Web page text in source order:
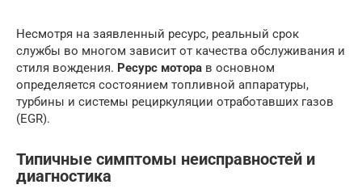
Несмотря на заявленный ресурс, реальный срок
службы во многом зависит от качества обслуживания и
стиля вождения. Ресурс мотора в основном
определяется состоянием топливной аппаратуры,
турбины и системы рециркуляции отработавших газов
(EGR).
Типичные симптомы неисправностей и
диагностика